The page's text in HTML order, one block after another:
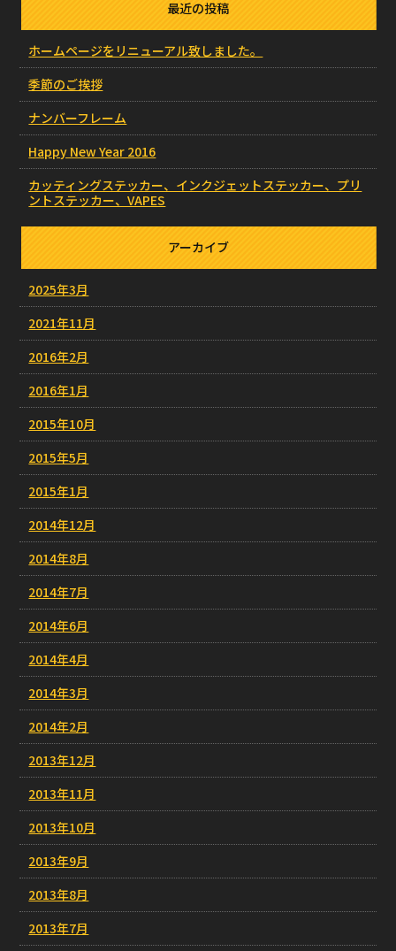
最近の投稿
ホームページをリニューアル致しました。
季節のご挨拶
ナンバーフレーム
Happy New Year 2016
カッティングステッカー、インクジェットステッカー、プリ
ントステッカー、VAPES
アーカイブ
2025年3月
2021年11月
2016年2月
2016年1月
2015年10月
2015年5月
2015年1月
2014年12月
2014年8月
2014年7月
2014年6月
2014年4月
2014年3月
2014年2月
2013年12月
2013年11月
2013年10月
2013年9月
2013年8月
2013年7月